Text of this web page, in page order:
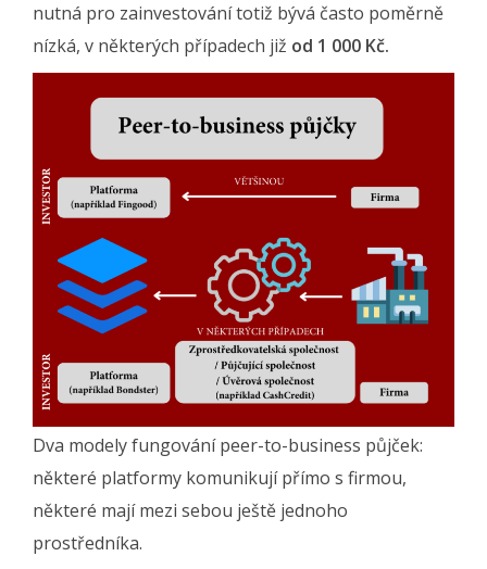
nutná pro zainvestování totiž bývá často poměrně
nízká, v některých případech již od 1 000 Kč.
Dva modely fungování peer-to-business půjček:
některé platformy komunikují přímo s firmou,
některé mají mezi sebou ještě jednoho
prostředníka.